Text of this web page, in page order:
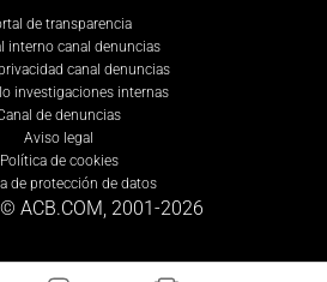
de transparencia
interno canal denuncias
canal denuncias
investigaciones internas
de denuncias
Aviso legal
Política de cookies
de protección de datos
ACB.COM, 2001-2026